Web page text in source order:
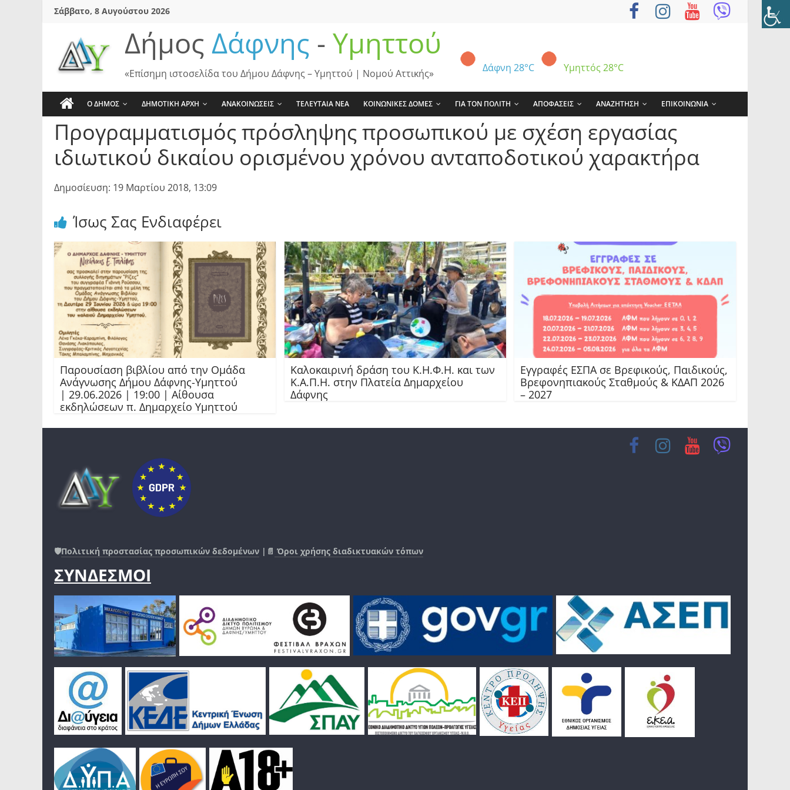
SkipΣάββατο, 8 Αυγούστου 2026
Δήμος Δάφνης - Υμηττού
Δάφνη 28°C Υμηττός 28°C
«Επίσημη ιστοσελίδα του Δήμου Δάφνης – Υμηττού | Νομού Αττικής»
Ο ΔΗΜΟΣ ΔΗΜΟΤΙΚΗ ΑΡΧΗ ΑΝΑΚΟΙΝΩΣΕΙΣ ΤΕΛΕΥΤΑΙΑ ΝΕΑ ΚΟΙΝΩΝΙΚΕΣ ΔΟΜΕΣ ΓΙΑ ΤΟΝ ΠΟΛΙΤΗ ΑΠΟΦΑΣΕΙΣ ΑΝΑΖΗΤΗΣΗ ΕΠΙΚΟΙΝΩΝΙΑ
Προγραμματισμός πρόσληψης προσωπικού με σχέση εργασίας
ιδιωτικού δικαίου ορισμένου χρόνου ανταποδοτικού χαρακτήρα
Δημοσίευση: 19 Μαρτίου 2018, 13:09
Ίσως Σας Ενδιαφέρει
Παρουσίαση βιβλίου από την Ομάδα
Ανάγνωσης Δήμου Δάφνης-Υμηττού
| 29.06.2026 | 19:00 | Αίθουσα
εκδηλώσεων π. Δημαρχείο Υμηττού
Καλοκαιρινή δράση του Κ.Η.Φ.Η. και των
Κ.Α.Π.Η. στην Πλατεία Δημαρχείου
Δάφνης
Εγγραφές ΕΣΠΑ σε Βρεφικούς, Παιδικούς,
Βρεφονηπιακούς Σταθμούς & ΚΔΑΠ 2026
– 2027
🛡️Πολιτική προστασίας προσωπικών δεδομένων |📄 Όροι χρήσης διαδικτυακών τόπων
ΣΥΝΔΕΣΜΟΙ